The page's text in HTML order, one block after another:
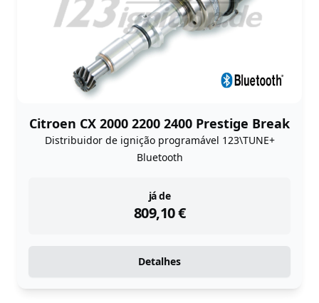
Citroen CX 2000 2200 2400 Prestige Break
Distribuidor de ignição programável 123\TUNE+
Bluetooth
já de
809,10€
instock
Detalhes